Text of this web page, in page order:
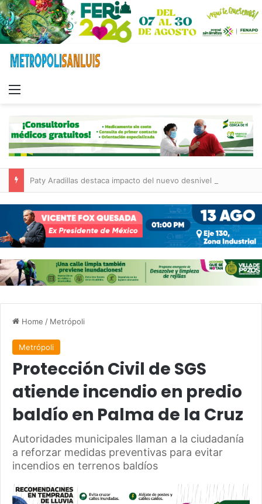
Home / Metrópoli
Metrópoli
Protección Civil de SGS
atiende incendio en predio
baldío en Palma de la Cruz
Autoridades municipales llaman a la ciudadanía
a reforzar medidas preventivas para evitar
incendios en terrenos baldíos